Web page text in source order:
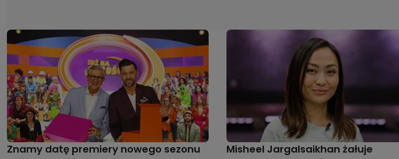
Znamy datę premiery nowego sezonu
Misheel Jargalsaikhan żałuje